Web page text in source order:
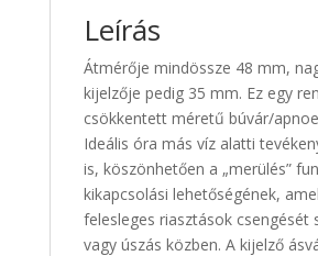
Leírás
Átmérője mindössze 48 mm,
kijelzője pedig 35 mm. Ez egy
csökkentett méretű búvár/
Ideális óra más víz alatti
is, köszönhetően a „merülés”
kikapcsolási lehetőségének,
felesleges riasztások csengését
vagy úszás közben. A kijelző